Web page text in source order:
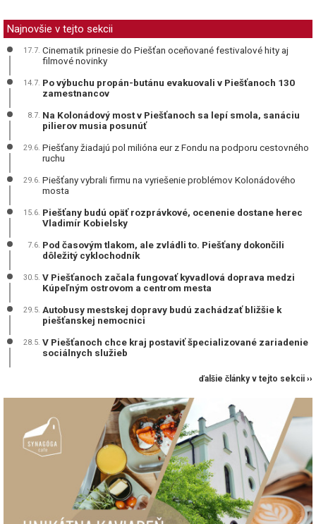
Najnovšie v tejto sekcii
17.7. Cinematik prinesie do Piešťan oceňované festivalové hity aj
filmové novinky
14.7. Po výbuchu propán-butánu evakuovali v Piešťanoch 130
zamestnancov
8.7. Na Kolonádový most v Piešťanoch sa lepí smola, sanáciu
pilierov musia posunúť
29.6. Piešťany žiadajú pol milióna eur z Fondu na podporu cestovného
ruchu
29.6. Piešťany vybrali firmu na vyriešenie problémov Kolonádového
mosta
15.6. Piešťany budú opäť rozprávkové, ocenenie dostane herec
Vladimír Kobielsky
7.6. Pod časovým tlakom, ale zvládli to. Piešťany dokončili
dôležitý cyklochodník
30.5. V Piešťanoch začala fungovať kyvadlová doprava medzi
Kúpeľným ostrovom a centrom mesta
29.5. Autobusy mestskej dopravy budú zachádzať bližšie k
piešťanskej nemocnici
28.5. V Piešťanoch chce kraj postaviť špecializované zariadenie
sociálnych služieb
ďalšie články v tejto sekcii ››